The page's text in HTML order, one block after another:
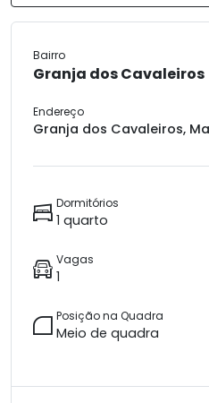
Bairro
Granja dos Cavaleiros
Endereço
Granja dos Cavaleiros,
Dormitórios
1 quarto
Vagas
1
Posição na Quadra
Meio de quadra